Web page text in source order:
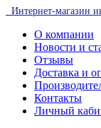
Интернет-магазин
О компании
Новости и
Отзывы
Доставка и
Контакты
Личный